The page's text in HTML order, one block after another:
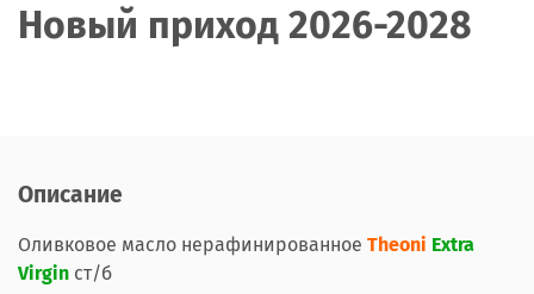
Новый приход 2026-2028
Описание
Оливковое масло нерафинированное Theoni Extra
Virgin ст/б